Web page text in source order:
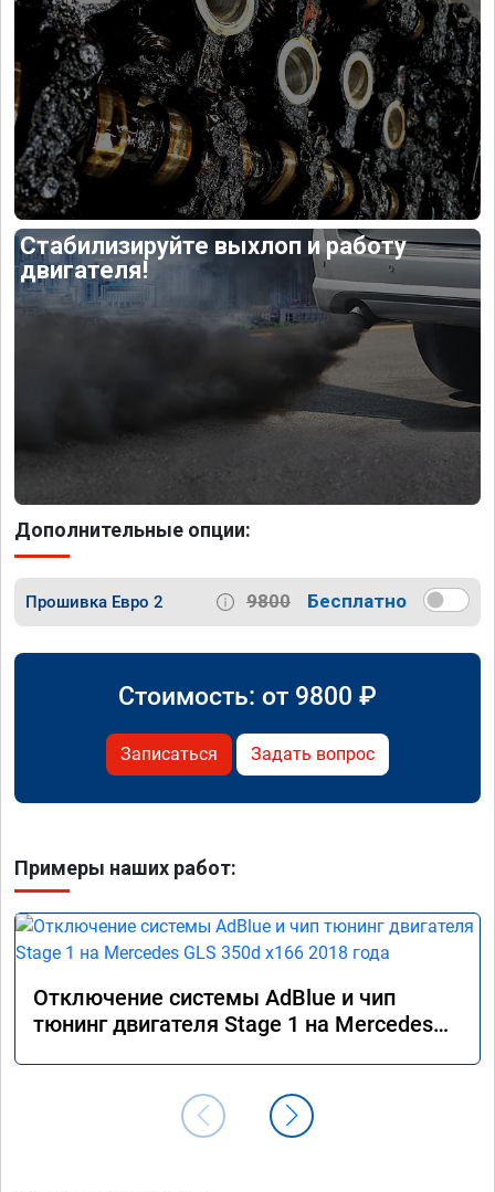
Стабилизируйте выхлоп и работу
двигателя!
Дополнительные опции:
Прошивка Евро 2 9800 Бесплатно
Стоимость: от 9800 ₽
Записаться Задать вопрос
Примеры наших работ:
Отключение системы AdBlue и чип
тюнинг двигателя Stage 1 на Mercedes